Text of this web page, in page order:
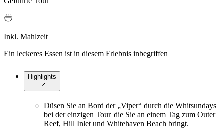
Inkl. Mahlzeit
Ein leckeres Essen ist in diesem Erlebnis inbegriffen
Highlights
Düsen Sie an Bord der „Viper“ durch die Whitsundays
bei der einzigen Tour, die Sie an einem Tag zum Outer
Reef, Hill Inlet und Whitehaven Beach bringt.